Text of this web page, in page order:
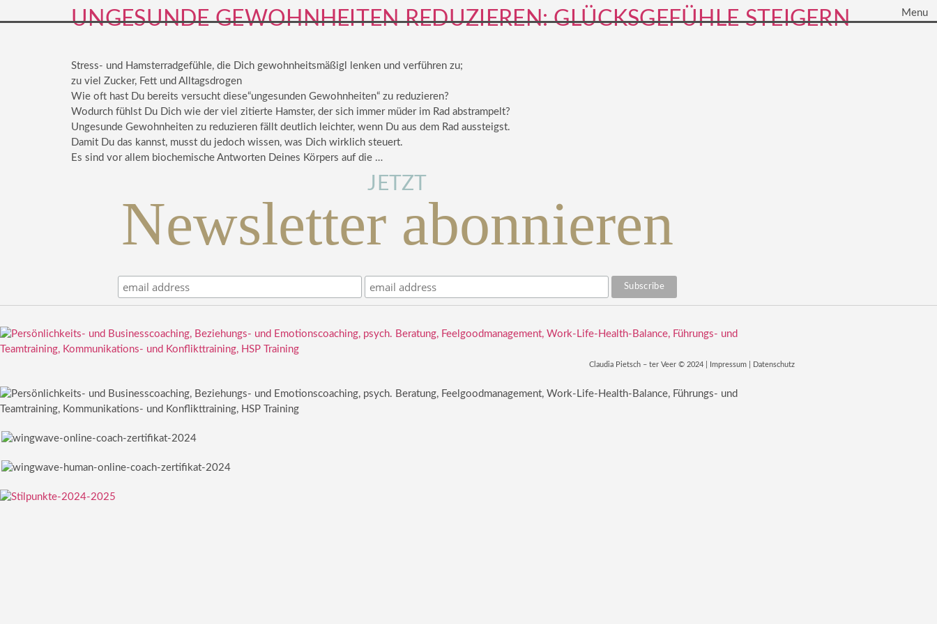
Menu
UNGESUNDE GEWOHNHEITEN REDUZIEREN: GLÜCKSGEFÜHLE STEIGERN
Stress- und Hamsterradgefühle, die Dich gewohnheitsmäßigl lenken und verführen zu;
zu viel Zucker, Fett und Alltagsdrogen
Wie oft hast Du bereits versucht diese“ungesunden Gewohnheiten“ zu reduzieren?
Wodurch fühlst Du Dich wie der viel zitierte Hamster, der sich immer müder im Rad abstrampelt?
Ungesunde Gewohnheiten zu reduzieren fällt deutlich leichter, wenn Du aus dem Rad aussteigst.
Damit Du das kannst, musst du jedoch wissen, was Dich wirklich steuert.
Es sind vor allem biochemische Antworten Deines Körpers auf die …
JETZT
Newsletter abonnieren
Claudia Pietsch – ter Veer © 2024 | Impressum Datenschutz